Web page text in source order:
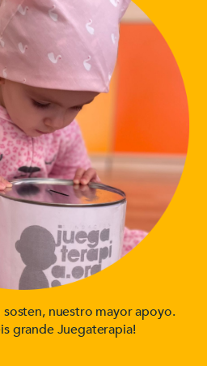
nuestro mayor apoyo.
grande Juegaterapia!